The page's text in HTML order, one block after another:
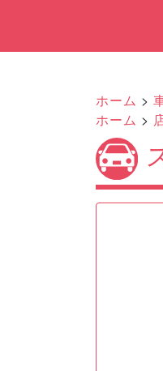
ホーム >
ホーム >